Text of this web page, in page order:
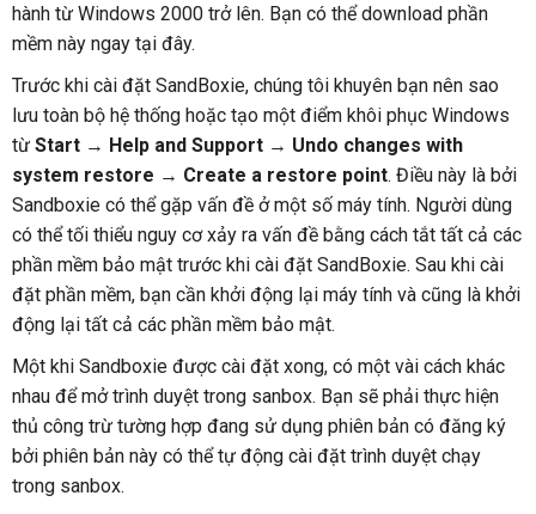
hành từ Windows 2000 trở lên. Bạn có thể download phần
mềm này ngay tại đây.
Trước khi cài đặt SandBoxie, chúng tôi khuyên bạn nên sao
lưu toàn bộ hệ thống hoặc tạo một điểm khôi phục Windows
từ Start → Help and Support → Undo changes with
system restore → Create a restore point. Điều này là bởi
Sandboxie có thể gặp vấn đề ở một số máy tính. Người dùng
có thể tối thiểu nguy cơ xảy ra vấn đề bằng cách tắt tất cả các
phần mềm bảo mật trước khi cài đặt SandBoxie. Sau khi cài
đặt phần mềm, bạn cần khởi động lại máy tính và cũng là khởi
động lại tất cả các phần mềm bảo mật.
Một khi Sandboxie được cài đặt xong, có một vài cách khác
nhau để mở trình duyệt trong sanbox. Bạn sẽ phải thực hiện
thủ công trừ tường hợp đang sử dụng phiên bản có đăng ký
bởi phiên bản này có thể tự động cài đặt trình duyệt chạy
trong sanbox.